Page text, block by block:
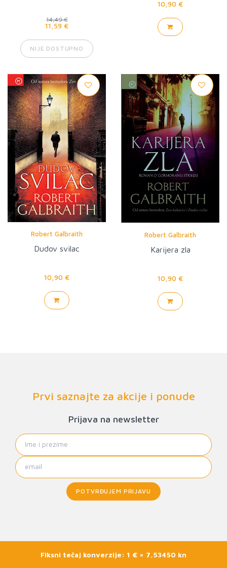
14,49 €
11,59 €
NIJE DOSTUPNO
10,90 €
Robert Galbraith
Dudov svilac
10,90 €
Robert Galbraith
Karijera zla
10,90 €
Prvi saznajte za akcije i ponude
Prijava na newsletter
POTVRĐUJEM PRIJAVU
Fiksni tečaj konverzije: 1 € = 7,53450 kn